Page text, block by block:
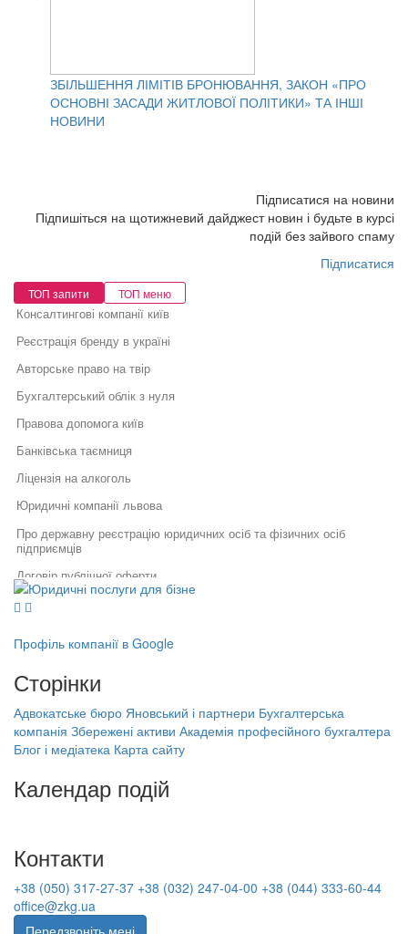
ЗБІЛЬШЕННЯ ЛІМІТІВ БРОНЮВАННЯ, ЗАКОН «ПРО
ОСНОВНІ ЗАСАДИ ЖИТЛОВОЇ ПОЛІТИКИ» ТА ІНШІ
НОВИНИ
Підписатися на новини
Підпишіться на щотижневий дайджест новин і будьте в курсі
подій без зайвого спаму
Підписатися
ТОП запити ТОП меню
Консалтингові компанії київ
Реєстрація бренду в україні
Авторське право на твір
Бухгалтерський облік з нуля
Правова допомога київ
Банківська таємниця
Ліцензія на алкоголь
Юридичні компанії львова
Про державну реєстрацію юридичних осіб та фізичних осіб
підприємців
Договір публічної оферти
Ліцензія на алкоголь для фоп
Послуги адвоката київ
Реєстрація міжнародної торгової марки
Головні пункти франчайзингової угоди
Юрист в it
Ліквідація юридичної особи
Послуги з перереєстрації підприємств
Бухгалтерські послуги дніпропетровськ
Юридичні послуги для бізнесу
Послуги адвоката
власності
Правовий захист електронної
Реєстрація, структурування,
Бухгалтерська компанія Збережені
активи
Академія професійного бухгалтера
фахівців
Порядок звільнення директора
Оскарження податкового
Профіль компанії в Google
Сторінки
Адвокатське бюро Яновський і партнери Бухгалтерська
компанія Збережені активи Академія професійного бухгалтера
Блог і медіатека Карта сайту
Календар подій
Контакти
+38 (050) 317-27-37 +38 (032) 247-04-00 +38 (044) 333-60-44
office@zkg.ua
Передзвоніть мені